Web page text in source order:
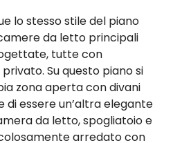
lo stesso stile del piano
da letto principali
tutte con
Su questo piano si
zona aperta con divani
di essere un’altra elegante
da letto, spogliatoio e
arredato con